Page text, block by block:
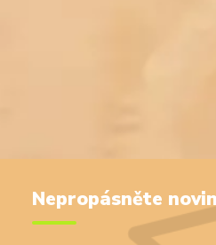
Nepropásněte